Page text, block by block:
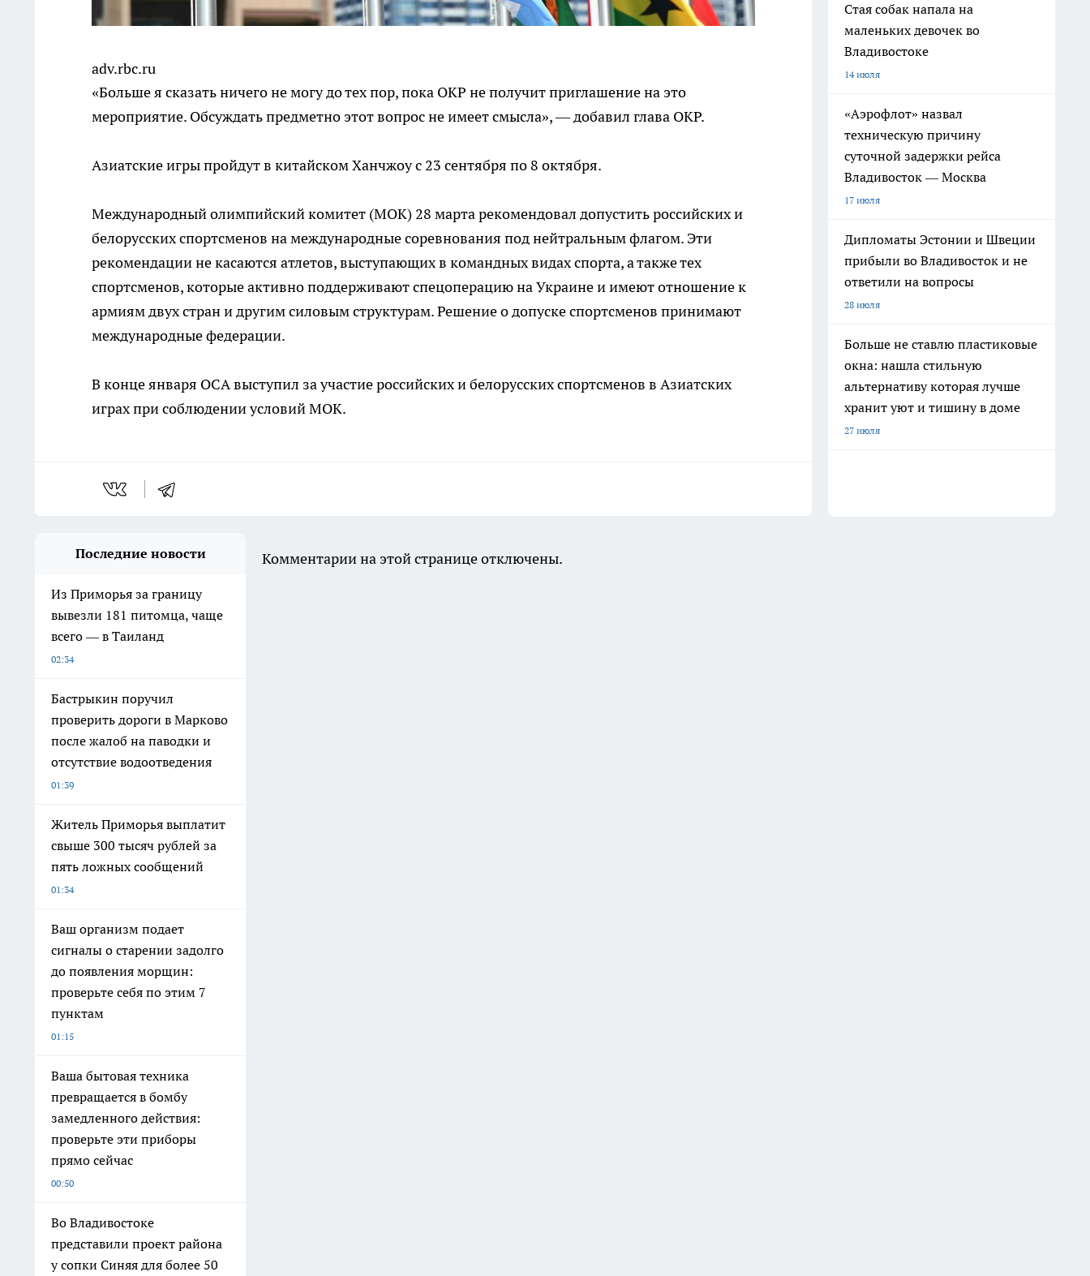
adv.rbc.ru
«Больше я сказать ничего не могу до тех пор, пока ОКР не получит приглашение на это
мероприятие. Обсуждать предметно этот вопрос не имеет смысла», — добавил глава ОКР.
Азиатские игры пройдут в китайском Ханчжоу с 23 сентября по 8 октября.
Международный олимпийский комитет (МОК) 28 марта рекомендовал допустить российских и
белорусских спортсменов на международные соревнования под нейтральным флагом. Эти
рекомендации не касаются атлетов, выступающих в командных видах спорта, а также тех
спортсменов, которые активно поддерживают спецоперацию на Украине и имеют отношение к
армиям двух стран и другим силовым структурам. Решение о допуске спортсменов принимают
международные федерации.
В конце января OCA выступил за участие российских и белорусских спортсменов в Азиатских
играх при соблюдении условий МОК.
Стая собак напала на
маленьких девочек во
Владивостоке
14 июля
«Аэрофлот» назвал
техническую причину
суточной задержки рейса
Владивосток — Москва
17 июля
Дипломаты Эстонии и Швеции
прибыли во Владивосток и не
ответили на вопросы
28 июля
Больше не ставлю пластиковые
окна: нашла стильную
альтернативу которая лучше
хранит уют и тишину в доме
27 июля
Последние новости
Из Приморья за границу
вывезли 181 питомца, чаще
всего — в Таиланд
02:34
Бастрыкин поручил
проверить дороги в Марково
после жалоб на паводки и
отсутствие водоотведения
01:39
Житель Приморья выплатит
свыше 300 тысяч рублей за
пять ложных сообщений
01:34
Ваш организм подает
сигналы о старении задолго
до появления морщин:
проверьте себя по этим 7
пунктам
01:15
Ваша бытовая техника
превращается в бомбу
замедленного действия:
проверьте эти приборы
прямо сейчас
00:50
Во Владивостоке
представили проект района
у сопки Синяя для более 50
Комментарии на этой странице отключены.